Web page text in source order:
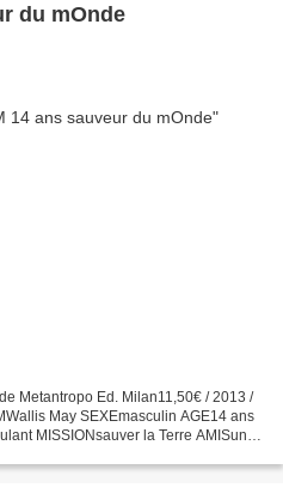
du mOnde
Metantropo Ed. Milan11,50€ / 2013 /
May SEXEmasculin AGE14 ans
MISSIONsauver la Terre AMISune